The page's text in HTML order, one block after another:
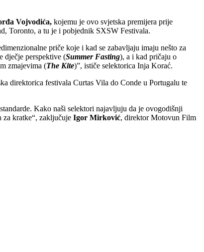
Vojvodića, kojemu je ovo svjetska premijera prije
Toronto, a tu je i pobjednik SXSW Festivala.
priče koje i kad se zabavljaju imaju nešto za
dječje perspektive (Summer Fasting), a i kad pričaju o
zmajevima (The Kite)”, ističe selektorica Inja Korać.
direktorica festivala Curtas Vila do Conde u Portugalu te
Kako naši selektori najavljuju da je ovogodišnji
kratke“, zaključuje Igor Mirković, direktor Motovun Film